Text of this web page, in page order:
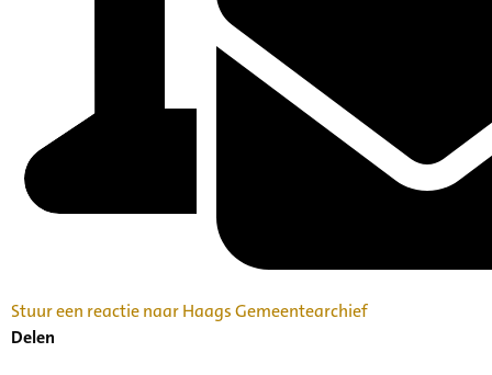
Stuur een reactie naar Haags Gemeentearchief
Delen